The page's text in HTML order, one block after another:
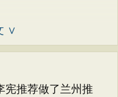
∨
推荐做了兰州推